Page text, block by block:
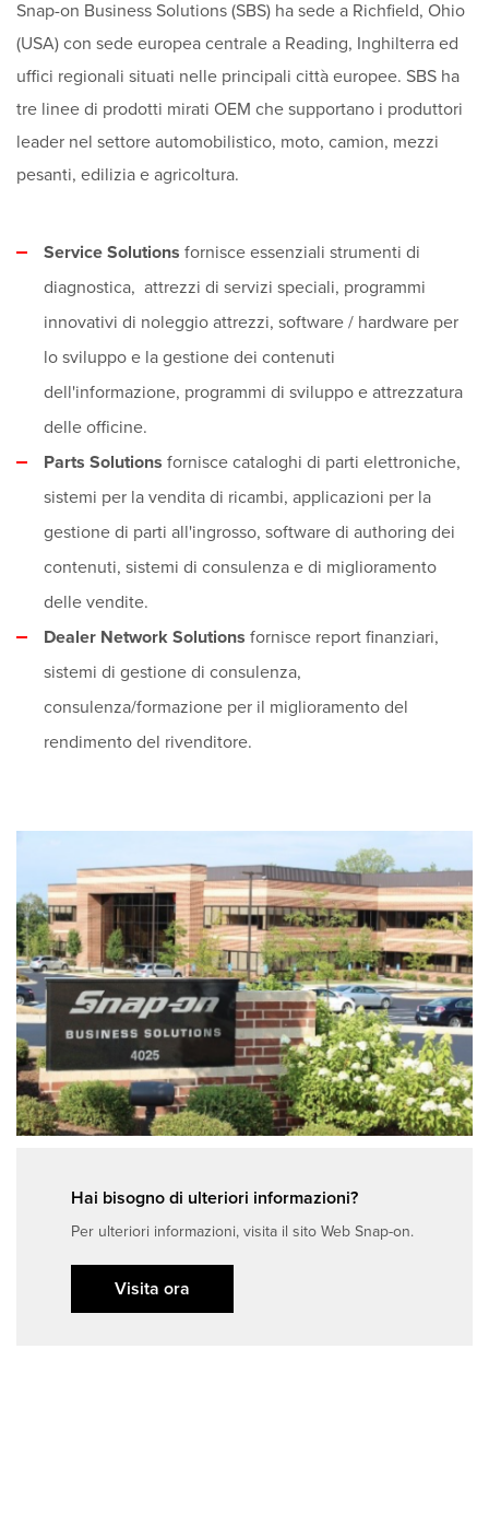
Snap-on Business Solutions (SBS) ha sede a Richfield, Ohio
(USA) con sede europea centrale a Reading, Inghilterra ed
uffici regionali situati nelle principali città europee. SBS ha
tre linee di prodotti mirati OEM che supportano i produttori
leader nel settore automobilistico, moto, camion, mezzi
pesanti, edilizia e agricoltura.
Service Solutions fornisce essenziali strumenti di
diagnostica, attrezzi di servizi speciali, programmi
innovativi di noleggio attrezzi, software / hardware per
lo sviluppo e la gestione dei contenuti
dell'informazione, programmi di sviluppo e attrezzatura
delle officine.
Parts Solutions fornisce cataloghi di parti elettroniche,
sistemi per la vendita di ricambi, applicazioni per la
gestione di parti all'ingrosso, software di authoring dei
contenuti, sistemi di consulenza e di miglioramento
delle vendite.
Dealer Network Solutions fornisce report finanziari,
sistemi di gestione di consulenza,
consulenza/formazione per il miglioramento del
rendimento del rivenditore.
Hai bisogno di ulteriori informazioni?
Per ulteriori informazioni, visita il sito Web Snap-on.
Visita ora